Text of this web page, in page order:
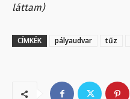
láttam)
CÍMKÉK pályaudvar tűz